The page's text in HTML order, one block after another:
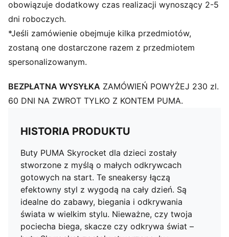
obowiązuje dodatkowy czas realizacji wynoszący 2-5
dni roboczych.
*Jeśli zamówienie obejmuje kilka przedmiotów,
zostaną one dostarczone razem z przedmiotem
spersonalizowanym.
BEZPŁATNA WYSYŁKA ZAMÓWIEŃ POWYŻEJ 230 zl.
60 DNI NA ZWROT TYLKO Z KONTEM PUMA.
HISTORIA PRODUKTU
Buty PUMA Skyrocket dla dzieci zostały
stworzone z myślą o małych odkrywcach
gotowych na start. Te sneakersy łączą
efektowny styl z wygodą na cały dzień. Są
idealne do zabawy, biegania i odkrywania
świata w wielkim stylu. Nieważne, czy twoja
pociecha biega, skacze czy odkrywa świat –